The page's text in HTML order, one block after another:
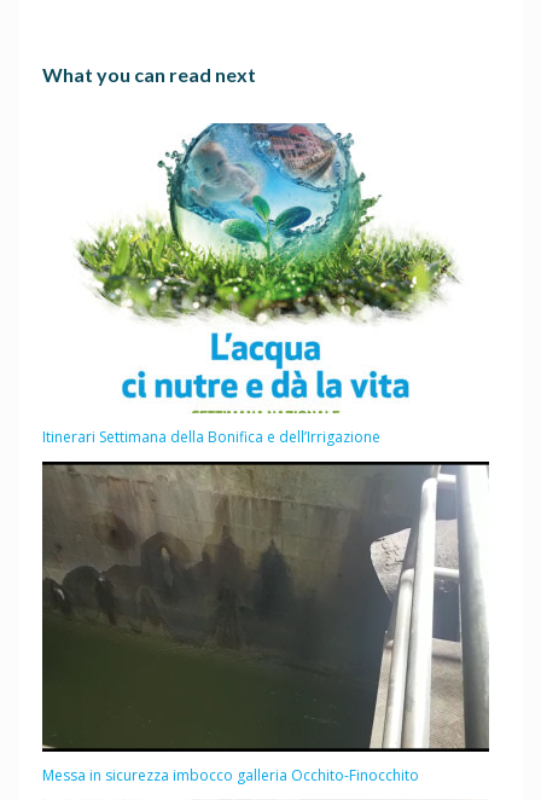
What you can read next
Itinerari Settimana della Bonifica e dell’Irrigazione
Messa in sicurezza imbocco galleria Occhito-Finocchito